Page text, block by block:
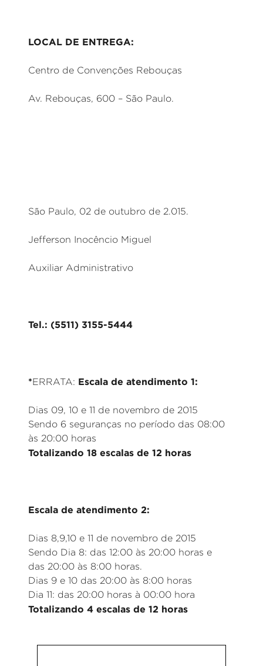
LOCAL DE ENTREGA:
Centro de Convenções Rebouças
Av. Rebouças, 600 – São Paulo.
São Paulo, 02 de outubro de 2.015.
Jefferson Inocêncio Miguel
Auxiliar Administrativo
Tel.: (5511) 3155-5444
*ERRATA: Escala de atendimento 1:
Dias 09, 10 e 11 de novembro de 2015
Sendo 6 seguranças no período das 08:00
às 20:00 horas
Totalizando 18 escalas de 12 horas
Escala de atendimento 2:
Dias 8,9,10 e 11 de novembro de 2015
Sendo Dia 8: das 12:00 às 20:00 horas e
das 20:00 às 8:00 horas.
Dias 9 e 10 das 20:00 às 8:00 horas
Dia 11: das 20:00 horas à 00:00 hora
Totalizando 4 escalas de 12 horas